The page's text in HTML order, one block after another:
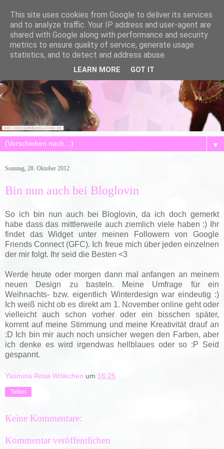
▼
Sonntag, 28. Oktober 2012
Bin nun auch bei Bloglovin
So ich bin nun auch bei Bloglovin, da ich doch gemerkt
habe dass das mittlerweile auch ziemlich viele haben :) Ihr
findet das Widget unter meinen Followern von Google
Friends Connect (GFC). Ich freue mich über jeden einzelnen
der mir folgt. Ihr seid die Besten <3
Werde heute oder morgen dann mal anfangen an meinem
neuen Design zu basteln. Meine Umfrage für ein
Weihnachts- bzw. eigentlich Winterdesign war eindeutig :)
Ich weiß nicht ob es direkt am 1. November online geht oder
vielleicht auch schon vorher oder ein bisschen später,
kommt auf meine Stimmung und meine Kreativität drauf an
:D Ich bin mir auch noch unsicher wegen den Farben, aber
ich denke es wird irgendwas hellblaues oder so :P Seid
gespannt.
Yasmina Rosa Wölkchen um 16:25
Teilen
Keine Kommentare:
Kommentar veröffentlichen
This site uses cookies from Google to deliver its services
and to analyze traffic. Your IP address and user-agent are
shared with Google along with performance and security
metrics to ensure quality of service, generate usage
statistics, and to detect and address abuse.
LEARN MORE GOT IT